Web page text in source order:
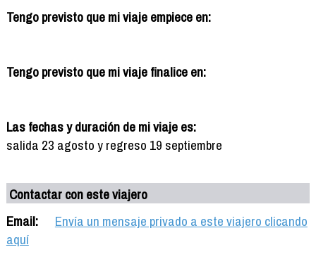
Tengo previsto que mi viaje empiece en:
Tengo previsto que mi viaje finalice en:
Las fechas y duración de mi viaje es:
salida 23 agosto y regreso 19 septiembre
Contactar con este viajero
Email:
Envía un mensaje privado a este viajero clicando
aquí